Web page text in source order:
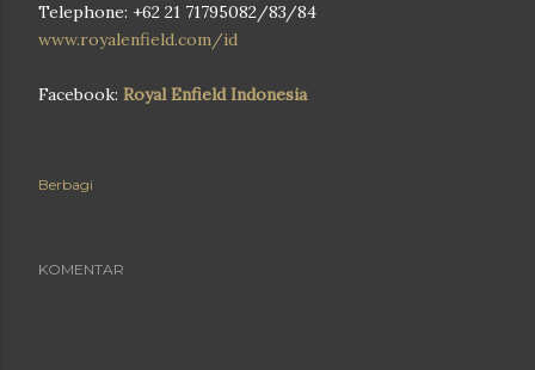
Telephone: +62 21 71795082/83/84
www.royalenfield.com/id
Facebook: Royal Enfield Indonesia
Berbagi
KOMENTAR